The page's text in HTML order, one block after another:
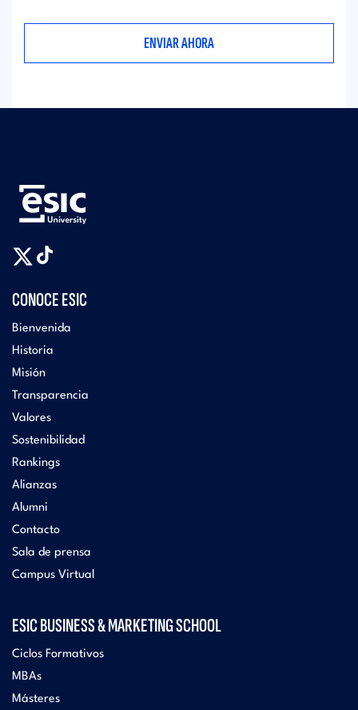
CONOCE ESIC
Bienvenida
Historia
Misión
Transparencia
Valores
Sostenibilidad
Rankings
Alianzas
Alumni
Contacto
Sala de prensa
Campus Virtual
ESIC BUSINESS & MARKETING SCHOOL
Ciclos Formativos
MBAs
Másteres